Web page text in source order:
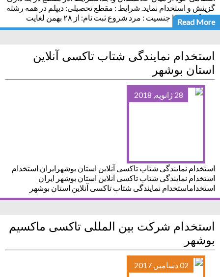
گزینش و استخدام نماید. شرایط : مقطع تحصیلی: دیپلم در همه رشته
ها و گرایش ها جنسیت : مرد شروع ثبت نام: از ۲۸ بهمن لغایت
Read More
استخدام نمایندگی شتاب تاکسی آنلاین
استان بوشهر
28 ژانویه, 2018
استخدام نمایندگی شتاب تاکسی آنلاین استان بوشهرایران استخدام
استخدام نمایندگی شتاب تاکسی آنلاین استان بوشهر ایران
استخداماستخدام نمایندگی شتاب تاکسی آنلاین استان بوشهر
استخدام شرکت بین المللی تاکسی ماکسیم
بوشهر
02 دسامبر, 2017